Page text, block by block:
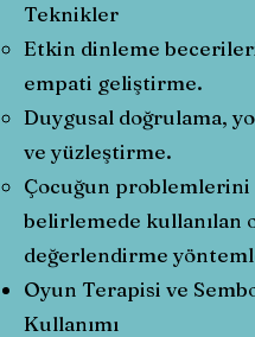
Teknikler
Etkin dinleme
empati geliştirme.
Duygusal doğrulama,
ve yüzleştirme.
Çocuğun problemlerini
belirlemede kullanılan
değerlendirme
Oyun Terapisi ve
Kullanımı